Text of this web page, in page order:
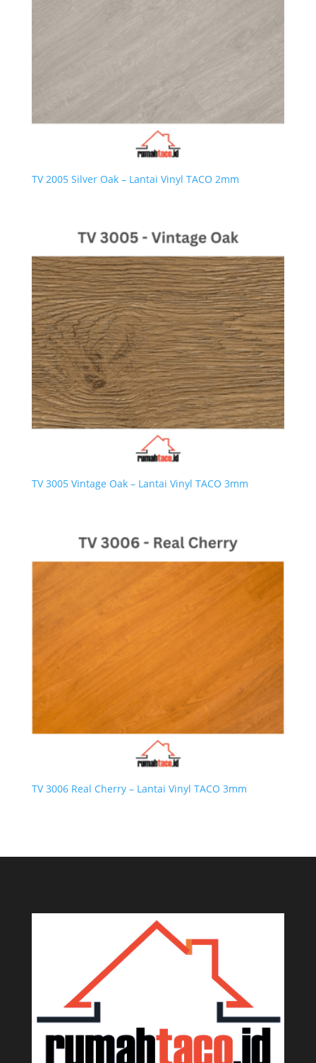
TV 2005 Silver Oak – Lantai Vinyl TACO 2mm
TV 3005 Vintage Oak – Lantai Vinyl TACO 3mm
TV 3006 Real Cherry – Lantai Vinyl TACO 3mm